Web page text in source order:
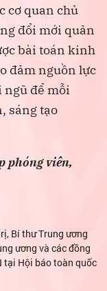
cơ quan chủ
đổi mới quản
bài toán kinh
đảm nguồn lực
ngũ để mỗi
sáng tạo
phóng viên,
Bí thư Trung ương
ương và các đồng
tại Hội báo toàn quốc